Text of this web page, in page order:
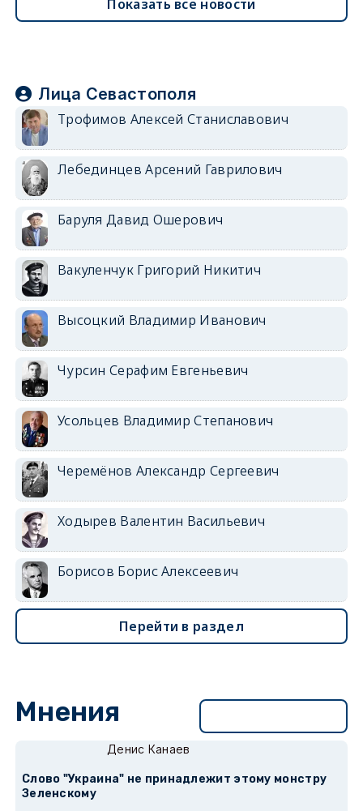
Показать все новости
Лица Севастополя
Трофимов Алексей Станиславович
Лебединцев Арсений Гаврилович
Баруля Давид Ошерович
Вакуленчук Григорий Никитич
Высоцкий Владимир Иванович
Чурсин Серафим Евгеньевич
Усольцев Владимир Степанович
Черемёнов Александр Сергеевич
Ходырев Валентин Васильевич
Борисов Борис Алексеевич
Перейти в раздел
Мнения
Денис Канаев
Слово "Украина" не принадлежит этому монстру
Зеленскому